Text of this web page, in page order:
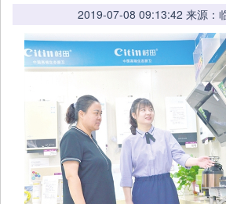
2019-07-08 09:13:42 来源：